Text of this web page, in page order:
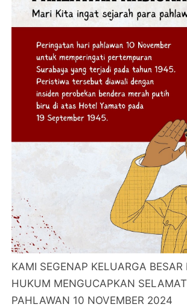
KAMI SEGENAP KELUARGA BESAR
HUKUM MENGUCAPKAN
PAHLAWAN 10 NOVEMBER 2024